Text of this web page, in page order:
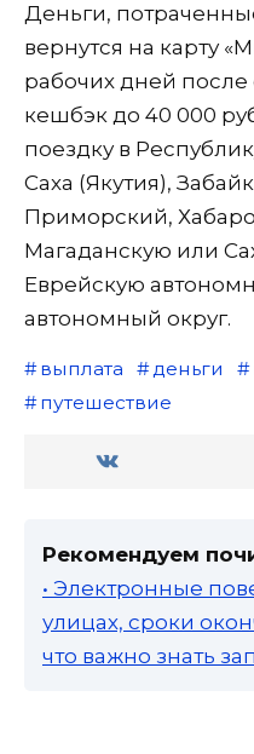
Деньги,
вернутся на карту
рабочих дней
кешбэк до 40 000
поездку в
Саха (Якутия),
Приморский,
Магаданскую или
Еврейскую
автономный округ.
выплата деньги
путешествие
Рекомендуем
• Электронные
улицах, сроки
что важно знать